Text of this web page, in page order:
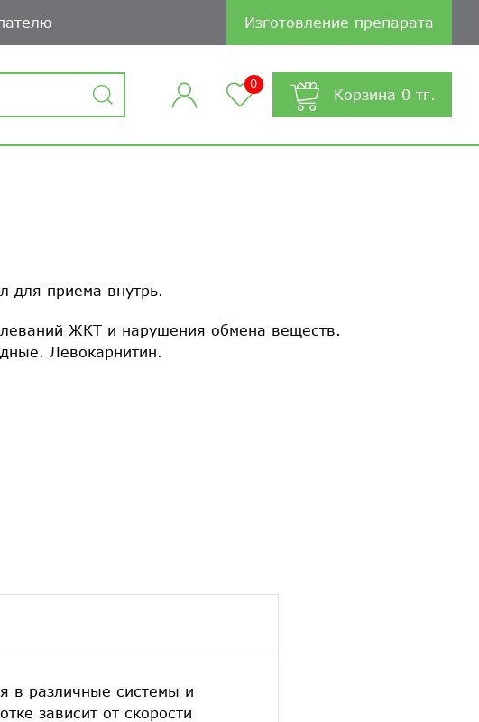
Изготовление препарата
0
Корзина 0 тг.
для приема внутрь.
ЖКТ и нарушения обмена веществ.
Левокарнитин.
в различные системы и
зависит от скорости